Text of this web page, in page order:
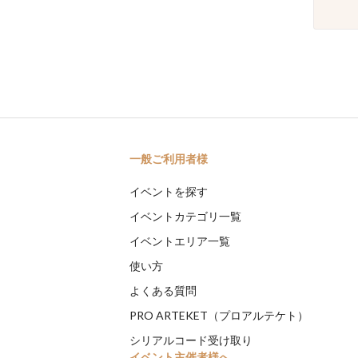
一般ご利用者様
イベントを探す
イベントカテゴリ一覧
イベントエリア一覧
使い方
よくある質問
PRO ARTEKET（プロアルテケト）
シリアルコード受け取り